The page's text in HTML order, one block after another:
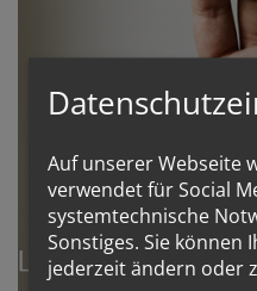
Auf unserer Webseite
verwendet für Social
systemtechnische
Sonstiges. Sie können
jederzeit ändern oder